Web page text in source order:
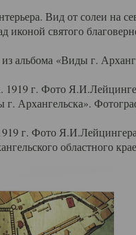
Вид от солеи на
святого
альбома «Виды г.
1919 г. Фото
Архангельска».
г. Фото
областного